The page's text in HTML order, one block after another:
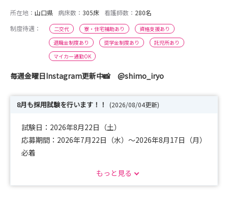
所在地： 山口県 病床数： 305床 看護師数： 280名
制度待遇：
二交代 寮・住宅補助あり
資格支援あり
退職金制度あり
奨学金制度あり
託児所あり
マイカー通勤OK
毎週金曜日Instagram更新中📸 @shimo_iryo
8月も採用試験を行います！！ (2026/08/04更新)
試験日：2026年8月22日（土）
応募期間：2026年7月22日（水）～2026年8月17日（月）
必着
https://nurse.mynavi.jp/student/resume/detail/52035e
もっと見る